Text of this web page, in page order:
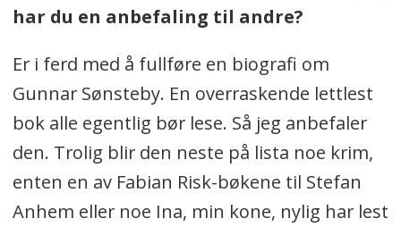
har du en anbefaling til andre?
Er i ferd med å fullføre en biografi om
Gunnar Sønsteby. En overraskende lettlest
bok alle egentlig bør lese. Så jeg anbefaler
den. Trolig blir den neste på lista noe krim,
enten en av Fabian Risk-bøkene til Stefan
Anhem eller noe Ina, min kone, nylig har lest